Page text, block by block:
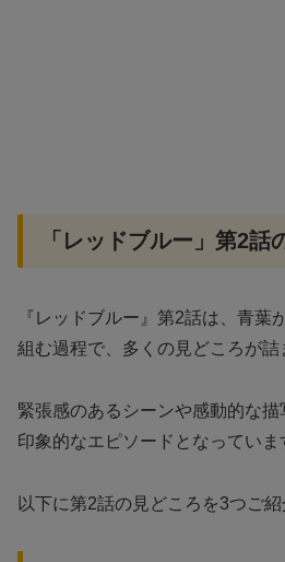
「レッドブルー」第2話
『レッドブルー』第2話は、青葉
組む過程で、多くの見どころが詰
緊張感のあるシーンや感動的な描
印象的なエピソードとなっていま
以下に第2話の見どころを3つご紹